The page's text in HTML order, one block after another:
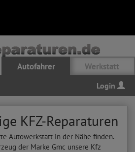
Autofahrer Werkstatt
Login
KFZ-Reparaturen
Autowerkstatt in der Nähe finden.
der Marke Gmc unsere Kfz